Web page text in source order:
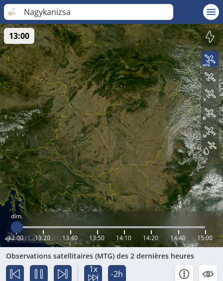
Nagykanizsa
dim.
13:00 13:20 13:40 13:50 14:10 14:20 14:40 15:00
13:00
Observations satellitaires (MTG) des 2 dernières heures
1x -2h